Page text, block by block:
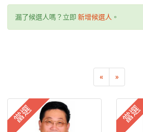
漏了候選人嗎？立即 新增候選人 。
« »
當選 當選